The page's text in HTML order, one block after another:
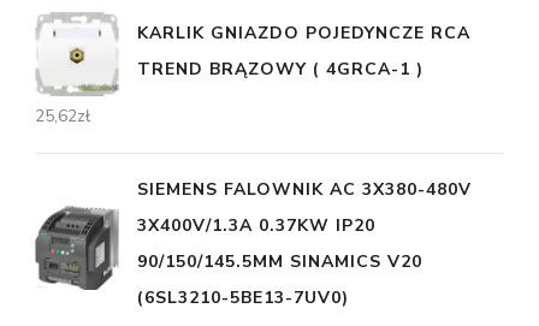
KARLIK GNIAZDO POJEDYNCZE RCA
TREND BRĄZOWY ( 4GRCA-1 )
25,62zł
SIEMENS FALOWNIK AC 3X380-480V
3X400V/1.3A 0.37KW IP20
90/150/145.5MM SINAMICS V20
(6SL3210-5BE13-7UV0)